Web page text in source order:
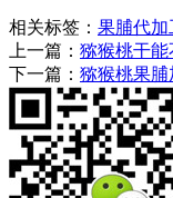
相关标签： 果脯代加
上一篇： 猕猴桃干能
下一篇： 猕猴桃果脯